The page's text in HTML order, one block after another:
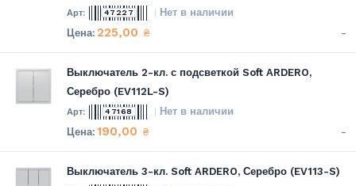
47227 Нет в наличии
225,00 ₴ -
Выключатель 2-кл. с подсветкой Soft ARDERO,
Серебро (EV112L-S)
47168 Нет в наличии
190,00 ₴ -
Выключатель 3-кл. Soft ARDERO, Серебро (EV113-S)